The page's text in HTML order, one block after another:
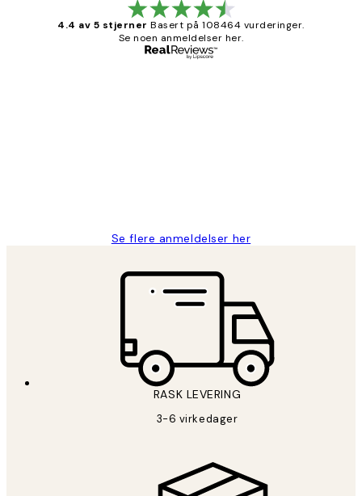
4.4 av 5 stjerner Basert på 108464 vurderinger.
Se noen anmeldelser her.
Se flere anmeldelser her
RASK LEVERING
3-6 virkedager